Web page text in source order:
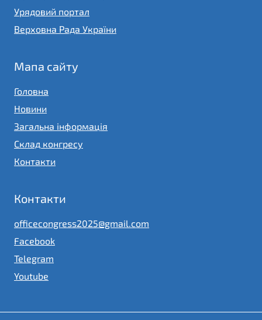
Урядовий портал
Верховна Рада України
Мапа сайту
Головна
Новини
Загальна інформація
Склад конгресу
Контакти
Контакти
officecongress2025@gmail.com
Facebook
Telegram
Youtube